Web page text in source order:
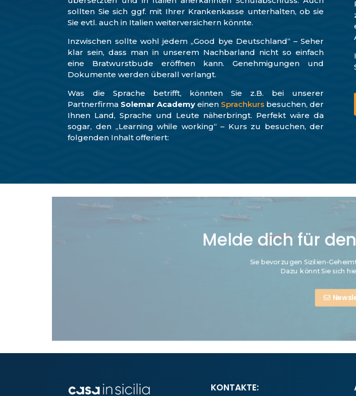
sollten Sie sich ggf. mit Ihrer Krankenkasse unterhalten, ob sie
Sie evtl. auch in Italien weiterversichern könnte.
Inzwischen sollte wohl jedem „Good bye Deutschland“ – Seher
klar sein, dass man in unserem Nachbarland nicht so einfach
eine Bratwurstbude eröffnen kann. Genehmigungen und
Dokumente werden überall verlangt.
Was die Sprache betrifft, könnten Sie z.B. bei unserer
Partnerfirma Solemar Academy einen Sprachkurs besuchen, der
Ihnen Land, Sprache und Leute näherbringt. Perfekt wäre da
sogar, den „Learning while working“ – Kurs zu besuchen, der
folgenden Inhalt offeriert:
Melde dich für
Sie bevorzugen Sizilien-
Dazu könnt Sie sich
KONTAKTE: